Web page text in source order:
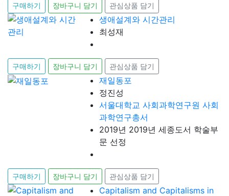
구매하기 장바구니 담기 관심상품 담기
생애설계와 시간관리
최성재
구매하기 장바구니 담기 관심상품 담기
재일동포
정진성
서울대학교 사회과학연구원 사회
과학연구총서
2019년 2019년 세종도서 학술부
문 선정
구매하기 장바구니 담기 관심상품 담기
Capitalism and Capitalisms in